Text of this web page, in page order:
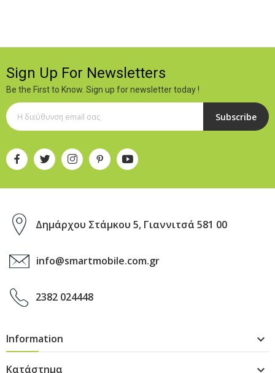
Sign Up For Newsletters
Be the First to Know. Sign up for newsletter today !
Subscribe
Δημάρχου Στάμκου 5, Γιαννιτσά 581 00
info@smartmobile.com.gr
2382 024448
Information 
Κατάστημα